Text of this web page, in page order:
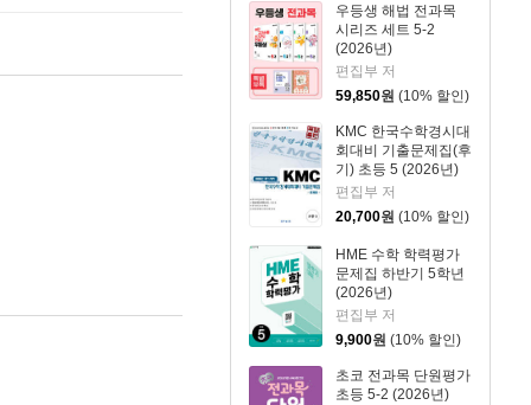
우등생 해법 전과목
시리즈 세트 5-2
(2026년)
편집부 저
59,850원 (10% 할인)
KMC 한국수학경시대
회대비 기출문제집(후
기) 초등 5 (2026년)
편집부 저
20,700원 (10% 할인)
HME 수학 학력평가
문제집 하반기 5학년
(2026년)
편집부 저
9,900원 (10% 할인)
초코 전과목 단원평가
초등 5-2 (2026년)